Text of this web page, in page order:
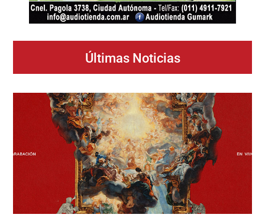
Últimas Noticias